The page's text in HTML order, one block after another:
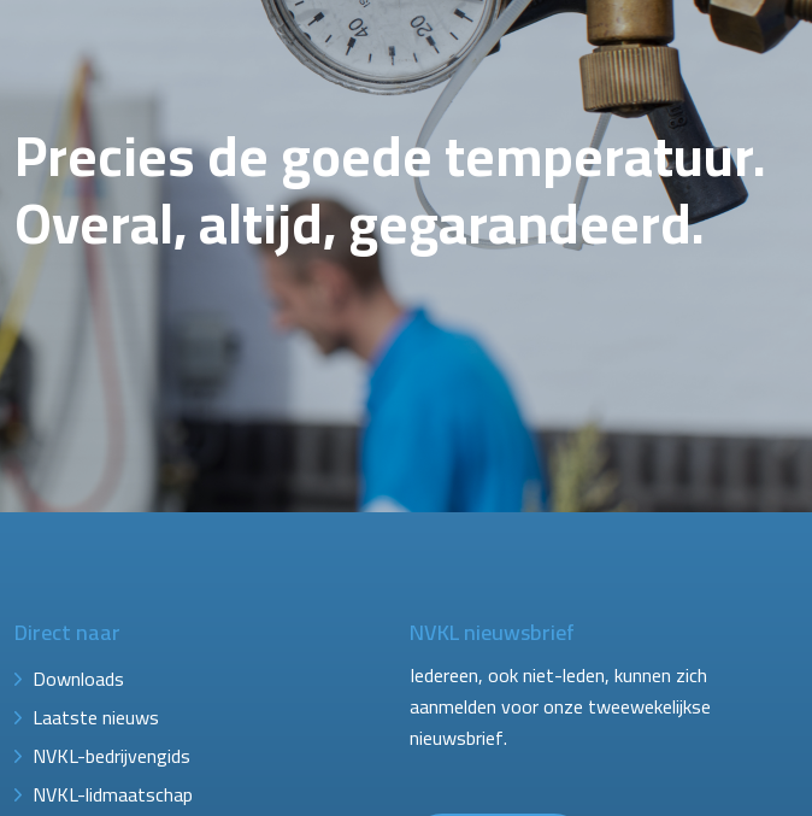
Precies de goede temperatuur.
Overal, altijd, gegarandeerd.
Direct naar
Downloads
Laatste nieuws
NVKL-bedrijvengids
NVKL-lidmaatschap
NVKL nieuwsbrief
Iedereen, ook niet-leden, kunnen zich
aanmelden voor onze tweewekelijkse
nieuwsbrief.